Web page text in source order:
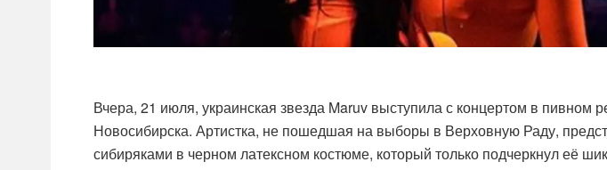
Вчера, 21 июля, украинская звезда Maruv выступила с концертом в пивном
Новосибирска. Артистка, не пошедшая на выборы в Верховную Раду,
сибиряками в черном латексном костюме, который только подчеркнул её